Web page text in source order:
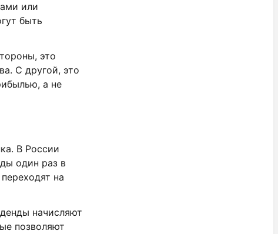
или
быть
это
С другой, это
а не
В России
один раз в
на
начисляют
позволяют